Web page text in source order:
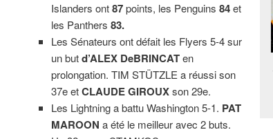
Islanders ont87points, les Penguins84et
les Panthers83.
Les Sénateurs ont défait les Flyers 5-4 sur
un butd’ALEX DeBRINCATen
prolongation. TIM STÜTZLE a réussi son
37e etCLAUDE GIROUXson 29e.
Les Lightning a battu Washington 5-1. PAT
MAROON a été le meilleur avec 2 buts.